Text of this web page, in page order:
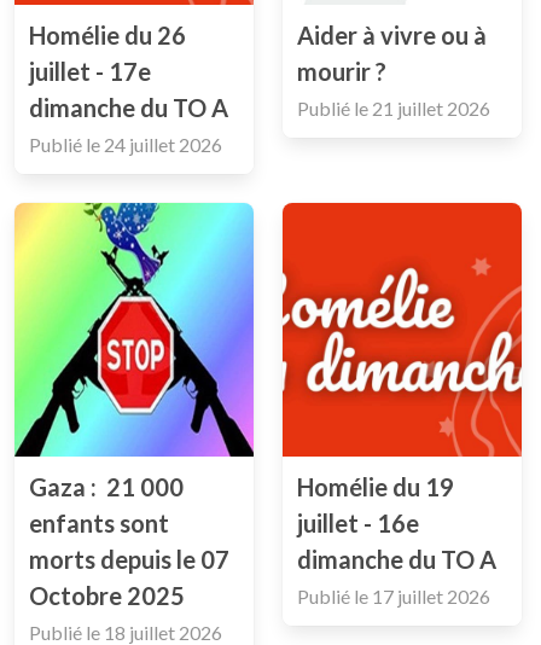
Homélie du 26
juillet - 17e
dimanche du TO A
Publié le 24 juillet 2026
Aider à vivre ou à
mourir ?
Publié le 21 juillet 2026
Gaza : 21 000
enfants sont
morts depuis le 07
Octobre 2025
Publié le 18 juillet 2026
Homélie du 19
juillet - 16e
dimanche du TO A
Publié le 17 juillet 2026